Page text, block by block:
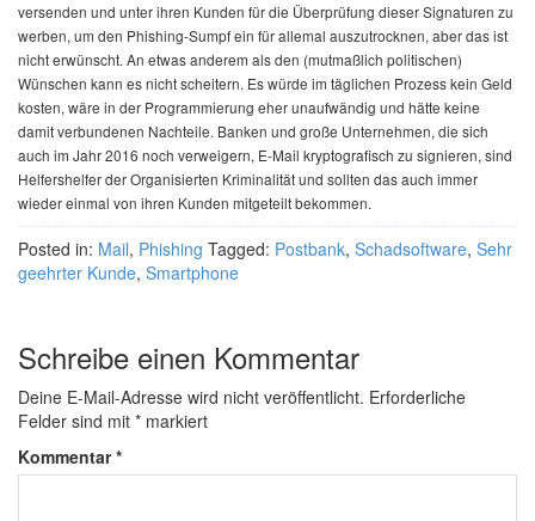
versenden und unter ihren Kunden für die Überprüfung dieser Signaturen zu
werben, um den Phishing-Sumpf ein für allemal auszutrocknen, aber das ist
nicht erwünscht. An etwas anderem als den (mutmaßlich politischen)
Wünschen kann es nicht scheitern. Es würde im täglichen Prozess kein Geld
kosten, wäre in der Programmierung eher unaufwändig und hätte keine
damit verbundenen Nachteile. Banken und große Unternehmen, die sich
auch im Jahr 2016 noch verweigern, E-Mail kryptografisch zu signieren, sind
Helfershelfer der Organisierten Kriminalität und sollten das auch immer
wieder einmal von ihren Kunden mitgeteilt bekommen.
Posted in: Mail, Phishing Tagged: Postbank, Schadsoftware, Sehr
geehrter Kunde, Smartphone
Schreibe einen Kommentar
Deine E-Mail-Adresse wird nicht veröffentlicht. Erforderliche
Felder sind mit * markiert
Kommentar*